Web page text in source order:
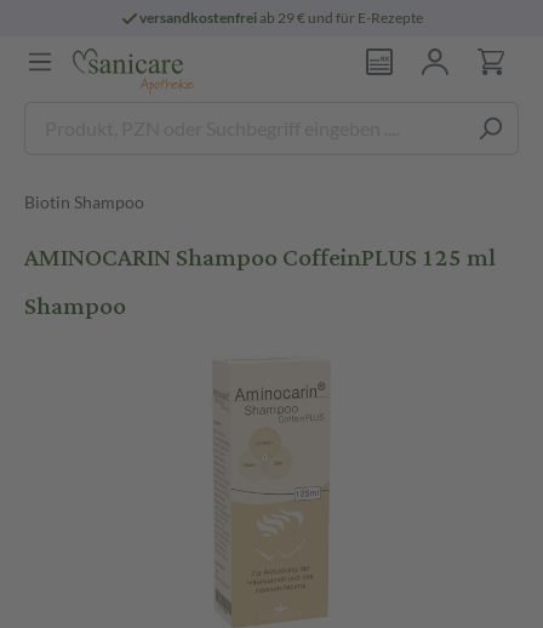
versandkostenfreiab 29 € und für E-Rezepte
Biotin Shampoo
AMINOCARIN Shampoo CoffeinPLUS 125 ml
Shampoo